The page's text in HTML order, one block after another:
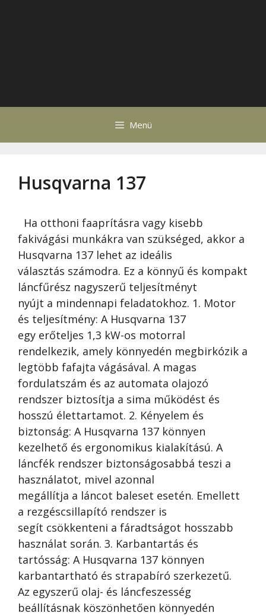
Menü
Husqvarna 137
Ha otthoni faaprításra vagy kisebb
fakivágási munkákra van szükséged, akkor a
Husqvarna 137 lehet az ideális
választás számodra. Ez a könnyű és kompakt
láncfűrész nagyszerű teljesítményt
nyújt a mindennapi feladatokhoz. 1. Motor
és teljesítmény: A Husqvarna 137
egy erőteljes 1,3 kW-os motorral
rendelkezik, amely könnyedén megbirkózik a
legtöbb fafajta vágásával. A magas
fordulatszám és az automata olajozó
rendszer biztosítja a sima működést és
hosszú élettartamot. 2. Kényelem és
biztonság: A Husqvarna 137 könnyen
kezelhető és ergonomikus kialakítású. A
láncfék rendszer biztonságosabbá teszi a
használatot, mivel azonnal
megállítja a láncot baleset esetén. Emellett
a rezgéscsillapító rendszer is
segít csökkenteni a fáradtságot hosszabb
használat során. 3. Karbantartás és
tartósság: A Husqvarna 137 könnyen
karbantartható és strapabíró szerkezetű.
Az egyszerű olaj- és láncfeszesség
beállításnak köszönhetően könnyedén